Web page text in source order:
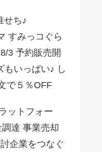
せち♪
すみっコぐら
3 予約販売開
いっぱい♪ し
で５％OFF
ットフォー
達 事業売却
企業をつなぐ